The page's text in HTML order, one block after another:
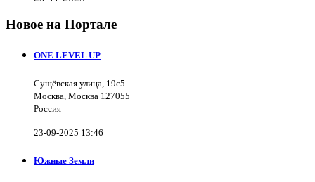
Новое на Портале
ONE LEVEL UP
Сущёвская улица, 19с5
Москва, Москва 127055
Россия
23-09-2025 13:46
Южные Земли